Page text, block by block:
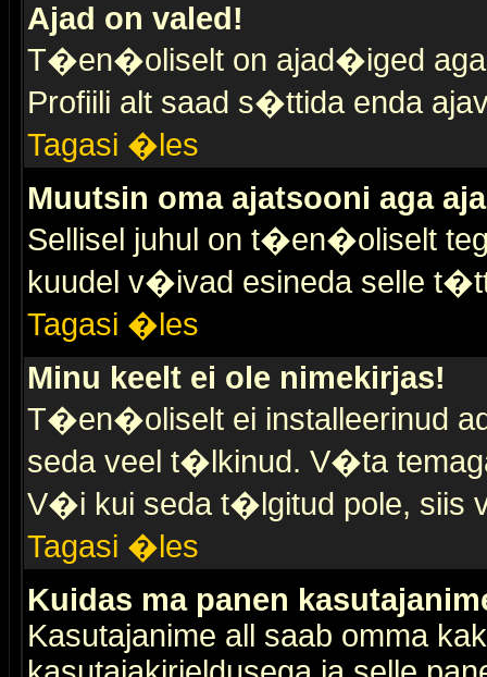
Ajad on valed!
T�en�oliselt on ajad�iged
Profiili alt saad s�ttida enda
Tagasi �les
Muutsin oma ajatsooni aga
Sellisel juhul on t�en�oliselt
kuudel v�ivad esineda selle
Tagasi �les
Minu keelt ei ole nimekirjas!
T�en�oliselt ei installeerinud
seda veel t�lkinud. V�ta
V�i kui seda t�lgitud pole, siis
Tagasi �les
Kuidas ma panen
Kasutajanime all saab omma